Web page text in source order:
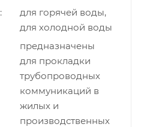
для горячей воды,
для холодной воды
предназначены
для прокладки
трубопроводных
коммуникаций в
жилых и
производственных